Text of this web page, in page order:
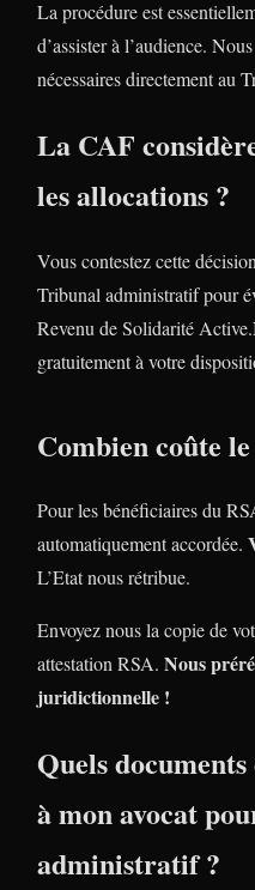
La procédure est
d’assister à l’audience.
nécessaires directement au
La CAF
les allocations ?
Vous contestez cette
Tribunal administratif pour
Revenu de Solidarité
gratuitement à votre
Combien coûte
Pour les bénéficiaires du
automatiquement accordée.
L’Etat nous rétribue.
Envoyez nous la copie de
attestation RSA. Nous
juridictionnelle !
Quels
à mon avocat
administratif ?